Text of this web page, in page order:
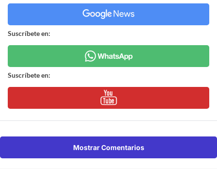
Suscríbete en:
Suscríbete en:
Mostrar Comentarios